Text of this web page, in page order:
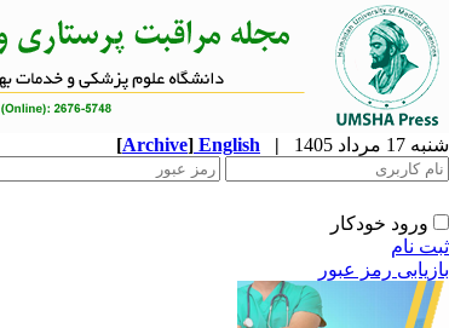
شنبه 17 مرداد 1405 |
English
[Archive]
ورود خودکار
ثبت نام
بازیابی رمز عبور